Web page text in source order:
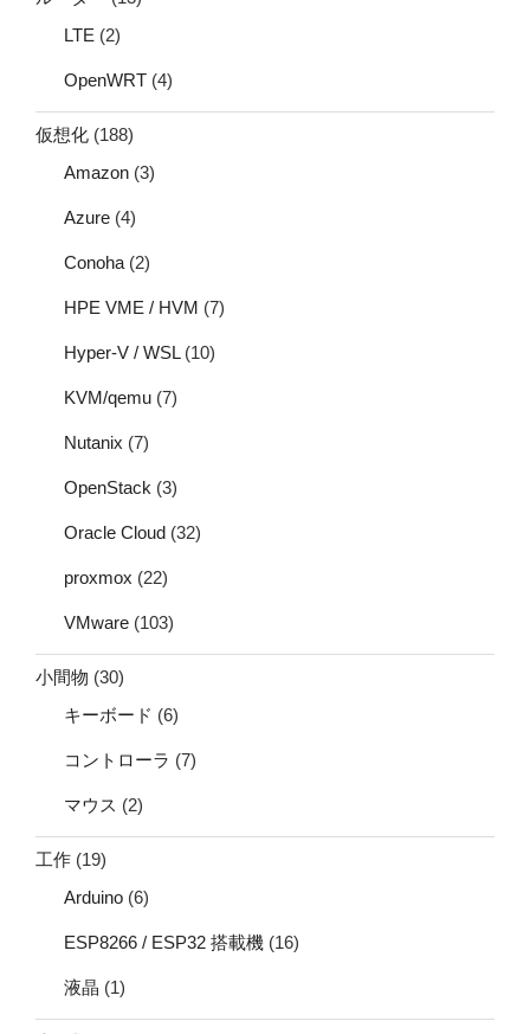
LTE (2)
OpenWRT (4)
仮想化 (188)
Amazon (3)
Azure (4)
Conoha (2)
HPE VME / HVM (7)
Hyper-V / WSL(10)
KVM/qemu (7)
Nutanix (7)
OpenStack (3)
Oracle Cloud (32)
proxmox (22)
VMware (103)
小間物 (30)
キーボード (6)
コントローラ (7)
マウス (2)
工作 (19)
Arduino (6)
ESP8266 / ESP32 搭載機 (16)
液晶 (1)